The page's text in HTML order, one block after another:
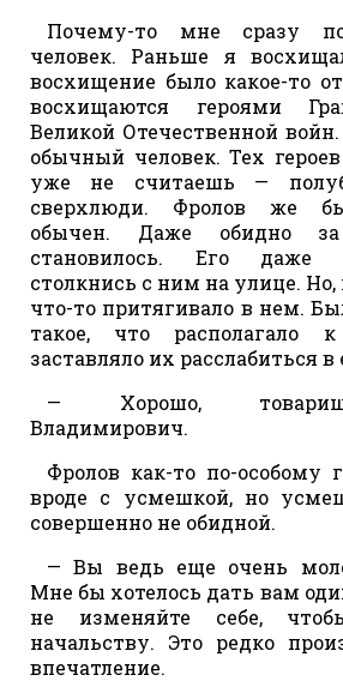
Почему-то мне сразу
человек. Раньше я
восхищение было какое-то
восхищаются героями
Великой Отечественной
обычный человек. Тех
уже не считаешь —
сверхлюди. Фролов же
обычен. Даже обидно
становилось. Его даже
столкнись с ним на улице. Но,
что-то притягивало в нем.
такое, что располагало
заставляло их расслабиться в
— Хорошо,
Владимирович.
Фролов как-то по-особому
вроде с усмешкой, но
совершенно не обидной.
— Вы ведь еще очень
Мне бы хотелось дать вам
не изменяйте себе,
начальству. Это редко
впечатление.